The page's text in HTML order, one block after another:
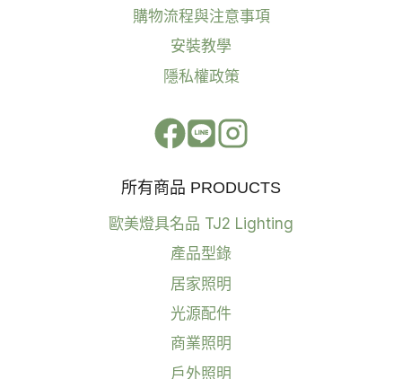
購物流程與注意事項
安裝教學
隱私權政策
所有商品 PRODUCTS
歐美燈具名品 TJ2 Lighting
產品型錄
居家照明
光源配件
商業照明
戶外照明